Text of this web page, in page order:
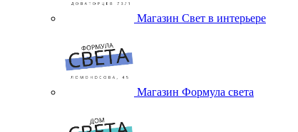
Магазин Свет в интерьере
Магазин Формула света